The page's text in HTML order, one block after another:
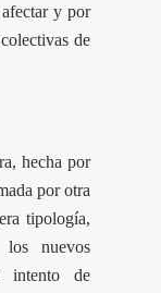
y por
de
hecha por
por otra
tipología,
nuevos
intento de